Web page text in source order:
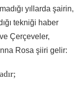
yıllarda şairin,
tekniği haber
Çerçeveler,
Rosa şiiri gelir: